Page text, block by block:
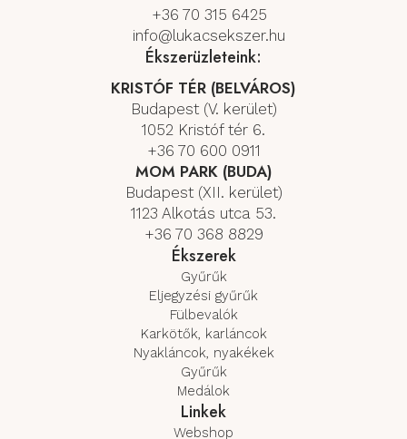
+36 70 315 6425
info@lukacsekszer.hu
Ékszerüzleteink:
KRISTÓF TÉR (BELVÁROS)
Budapest (V. kerület)
1052 Kristóf tér 6.
+36 70 600 0911
MOM PARK (BUDA)
Budapest (XII. kerület)
1123 Alkotás utca 53.
+36 70 368 8829
Ékszerek
Gyűrűk
Eljegyzési gyűrűk
Fülbevalók
Karkötők, karláncok
Nyakláncok, nyakékek
Gyűrűk
Medálok
Linkek
Webshop